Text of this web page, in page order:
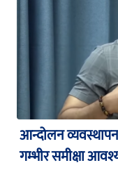
आन्दोलन
गम्भीर समीक्षा